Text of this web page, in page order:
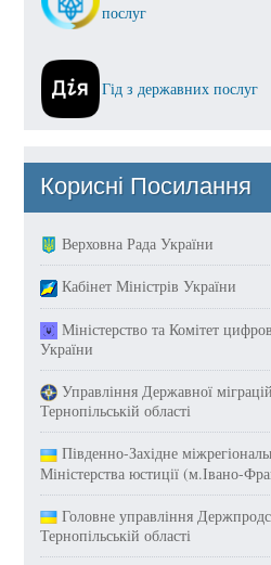
послуг
Гід з державних послуг
Корисні Посилання
Верховна Рада України
Кабінет Міністрів України
Міністерство та Комітет
України
Управління Державної
Тернопільській області
Південно-Західне
Міністерства юстиції (м.Івано-
Головне управління
Тернопільській області